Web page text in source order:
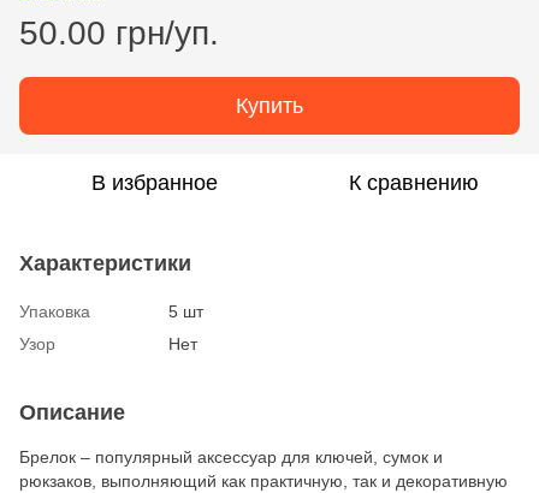
50.00 грн/уп.
Купить
В избранное К сравнению
Характеристики
Упаковка
5 шт
Узор
Нет
Описание
Брелок – популярный аксессуар для ключей, сумок и
рюкзаков, выполняющий как практичную, так и декоративную